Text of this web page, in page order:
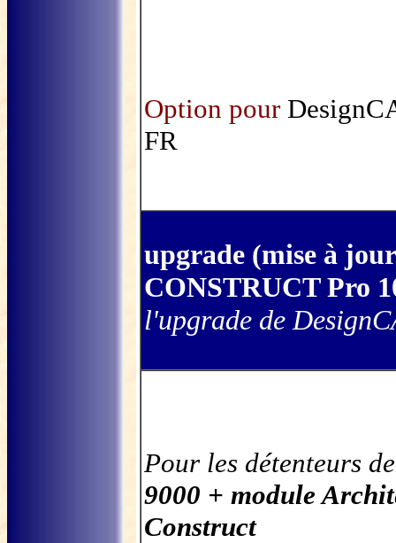
Option pour
FR
upgrade (mise à
CONSTRUCTPro
l'upgrade de
Pour les détenteurs
9000 + module
Construct